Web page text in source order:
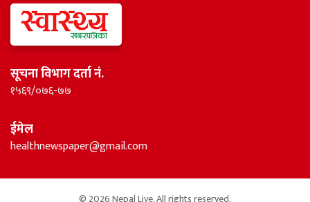
सूचना विभाग दर्ता नं.
१५६९/०७६-७७
ईमेल
healthnewspaper@gmail.com